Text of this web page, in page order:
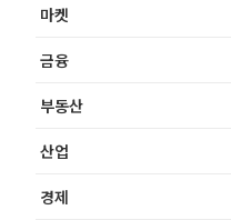
마켓
금융
부동산
산업
경제